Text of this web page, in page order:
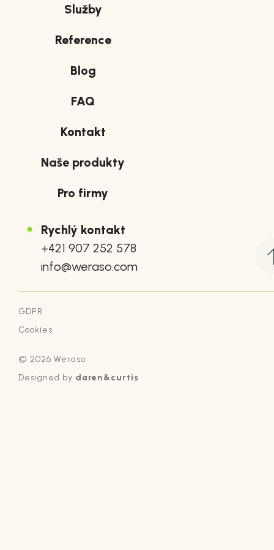
Služby
Reference
Blog
FAQ
Kontakt
Naše produkty
Pro firmy
Rychlý kontakt
+421 907 252 578
info@weraso.com
© 2026 Weraso
Designed by daren&curtis
GDPR
Cookies